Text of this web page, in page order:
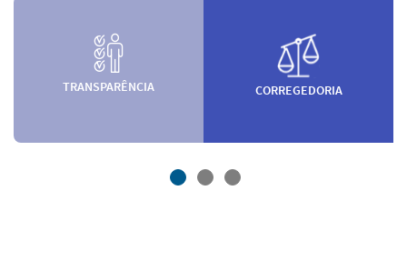
TRANSPARÊNCIA CORREGEDORIA